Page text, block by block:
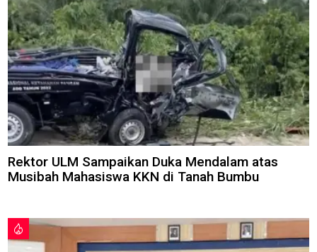
Rektor ULM Sampaikan Duka Mendalam atas
Musibah Mahasiswa KKN di Tanah Bumbu